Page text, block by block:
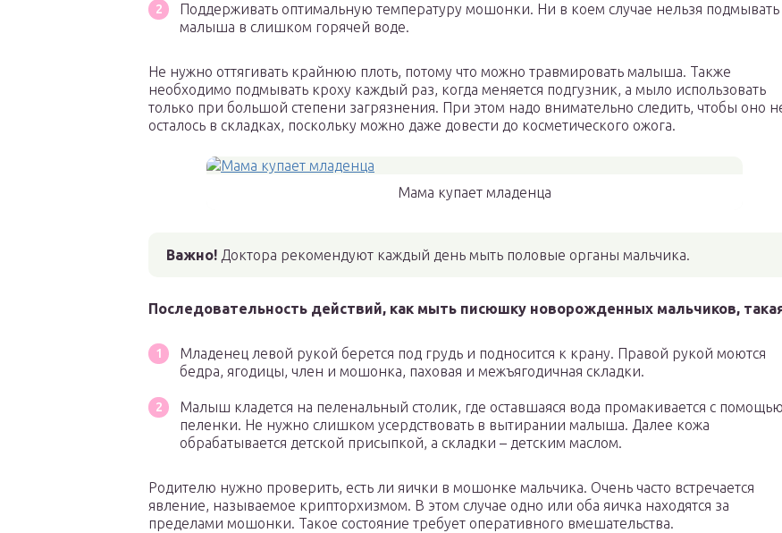
Поддерживать оптимальную температуру мошонки. Ни в коем случае нельзя подмывать
малыша в слишком горячей воде.
Не нужно оттягивать крайнюю плоть, потому что можно травмировать малыша. Также
необходимо подмывать кроху каждый раз, когда меняется подгузник, а мыло использовать
только при большой степени загрязнения. При этом надо внимательно следить, чтобы оно
осталось в складках, поскольку можно даже довести до косметического ожога.
Мама купает младенца
Важно! Доктора рекомендуют каждый день мыть половые органы мальчика.
Последовательность действий, как мыть писюшку новорожденных мальчиков,
Младенец левой рукой берется под грудь и подносится к крану. Правой рукой моются
бедра, ягодицы, член и мошонка, паховая и межъягодичная складки.
Малыш кладется на пеленальный столик, где оставшаяся вода промакивается с помощью
пеленки. Не нужно слишком усердствовать в вытирании малыша. Далее кожа
обрабатывается детской присыпкой, а складки – детским маслом.
Родителю нужно проверить, есть ли яички в мошонке мальчика. Очень часто встречается
явление, называемое крипторхизмом. В этом случае одно или оба яичка находятся за
пределами мошонки. Такое состояние требует оперативного вмешательства.